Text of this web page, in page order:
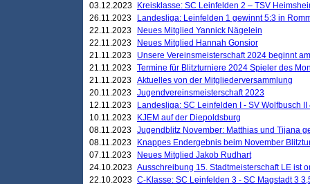
03.12.2023
Kreisklasse: SC Leinfelden 2 – TSV
26.11.2023
Landesliga: Leinfelden 1 gewinnt 5:3 in
22.11.2023
Neues Mitglied Yannick Nägelein
22.11.2023
Neues Mitglied Hannah Gonsior
21.11.2023
Unsere Vereinsmeisterschaft 2024 beginnt
21.11.2023 Termine für Blitzturniere 2024 Spieler des
21.11.2023 Aktuelles von der Mitgliederversammlung
20.11.2023 Jugendvereinsmeisterschaft 2023
12.11.2023
Landesliga: SC Leinfelden I - SV Wolfbusch II
10.11.2023
KJEM auf der Diepoldsburg
08.11.2023 Jugendblitz November: Matthias und Tijana
08.11.2023
Knappes Endergebnis beim November
07.11.2023
Neues Mitglied Jakob Rudhart
24.10.2023 Ausschreibung 15. Stadtmeisterschaft LE ist
22.10.2023 C-Klasse: SC Leinfelden 3 - SC Magstadt 3